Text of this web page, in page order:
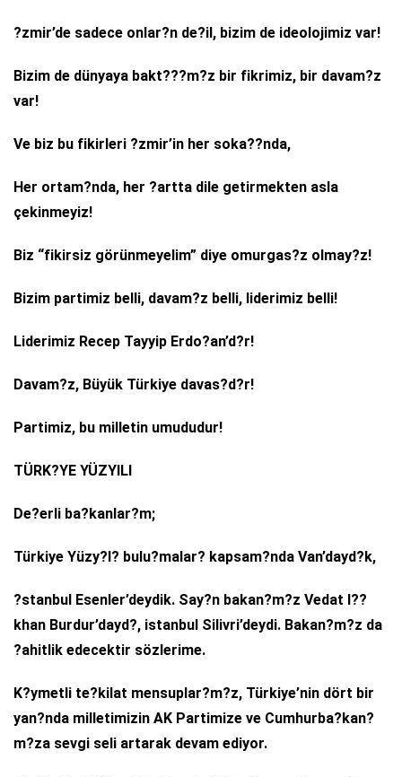
?zmir’de sadece onlar?n de?il, bizim de ideolojimiz var!
Bizim de dünyaya bakt???m?z bir fikrimiz, bir davam?z
var!
Ve biz bu fikirleri ?zmir’in her soka??nda,
Her ortam?nda, her ?artta dile getirmekten asla
çekinmeyiz!
Biz “fikirsiz görünmeyelim” diye omurgas?z olmay?z!
Bizim partimiz belli, davam?z belli, liderimiz belli!
Liderimiz Recep Tayyip Erdo?an’d?r!
Davam?z, Büyük Türkiye davas?d?r!
Partimiz, bu milletin umududur!
TÜRK?YE YÜZYILI
De?erli ba?kanlar?m;
Türkiye Yüzy?l? bulu?malar? kapsam?nda Van’dayd?k,
?stanbul Esenler’deydik. Say?n bakan?m?z Vedat I??
khan Burdur’dayd?, istanbul Silivri’deydi. Bakan?m?z da
?ahitlik edecektir sözlerime.
K?ymetli te?kilat mensuplar?m?z, Türkiye’nin dört bir
yan?nda milletimizin AK Partimize ve Cumhurba?kan?
m?za sevgi seli artarak devam ediyor.